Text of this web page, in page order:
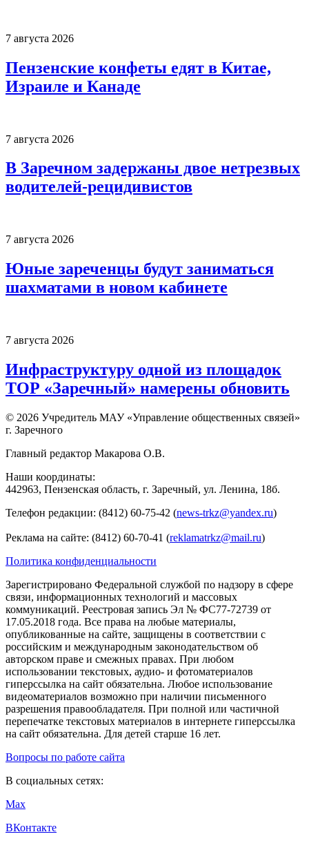
7 августа 2026
Пензенские конфеты едят в Китае,
Израиле и Канаде
7 августа 2026
В Заречном задержаны двое нетрезвых
водителей-рецидивистов
7 августа 2026
Юные зареченцы будут заниматься
шахматами в новом кабинете
7 августа 2026
Инфраструктуру одной из площадок
ТОР «Заречный» намерены обновить
© 2026 Учредитель МАУ «Управление общественных связей»
г. Заречного
Главный редактор Макарова О.В.
Наши координаты:
442963, Пензенская область, г. Заречный, ул. Ленина, 18б.
Телефон редакции: (8412) 60-75-42 (news-trkz@yandex.ru)
Реклама на сайте: (8412) 60-70-41 (reklamatrkz@mail.ru)
Политика конфиденциальности
Зарегистрировано Федеральной службой по надзору в сфере
связи, информационных технологий и массовых
коммуникаций. Реестровая запись Эл № ФС77-72739 от
17.05.2018 года. Все права на любые материалы,
опубликованные на сайте, защищены в соответствии с
российским и международным законодательством об
авторском праве и смежных правах. При любом
использовании текстовых, аудио- и фотоматериалов
гиперссылка на сайт обязательна. Любое использование
видеоматериалов возможно при наличии письменного
разрешения правообладателя. При полной или частичной
перепечатке текстовых материалов в интернете гиперссылка
на сайт обязательна. Для детей старше 16 лет.
Вопросы по работе сайта
В социальных сетях:
Max
ВКонтакте